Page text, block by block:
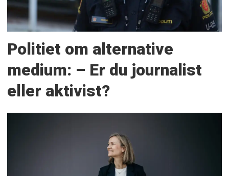
Politiet om alternative
medium: – Er du journalist
eller aktivist?